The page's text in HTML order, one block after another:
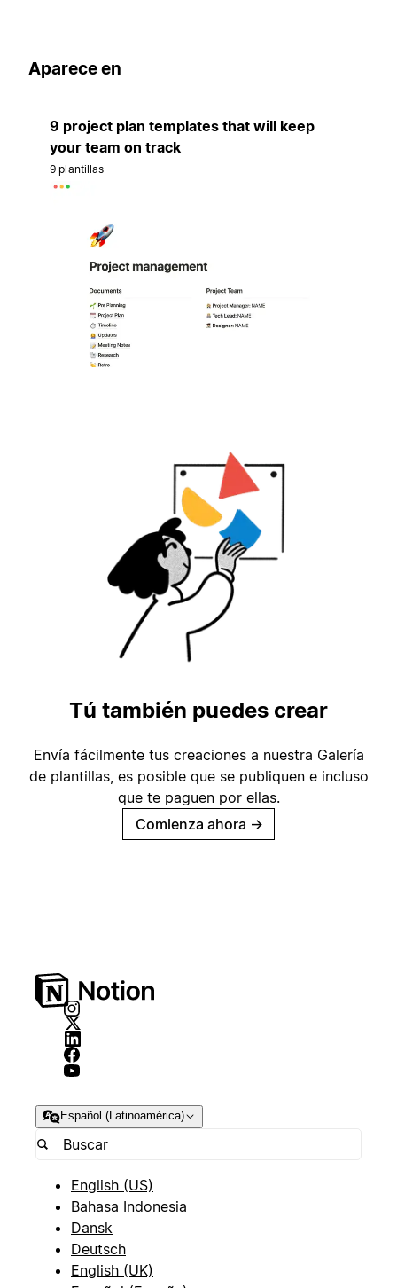
Aparece en
9 project plan templates that will keep
your team on track
9 plantillas
Tú también puedes crear
Envía fácilmente tus creaciones a nuestra Galería
de plantillas, es posible que se publiquen e incluso
que te paguen por ellas.
Comienza ahora →
Español (Latinoamérica)
English (US)
Bahasa Indonesia
Dansk
Deutsch
English (UK)